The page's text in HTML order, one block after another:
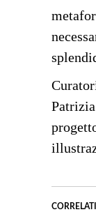
CORRELATI